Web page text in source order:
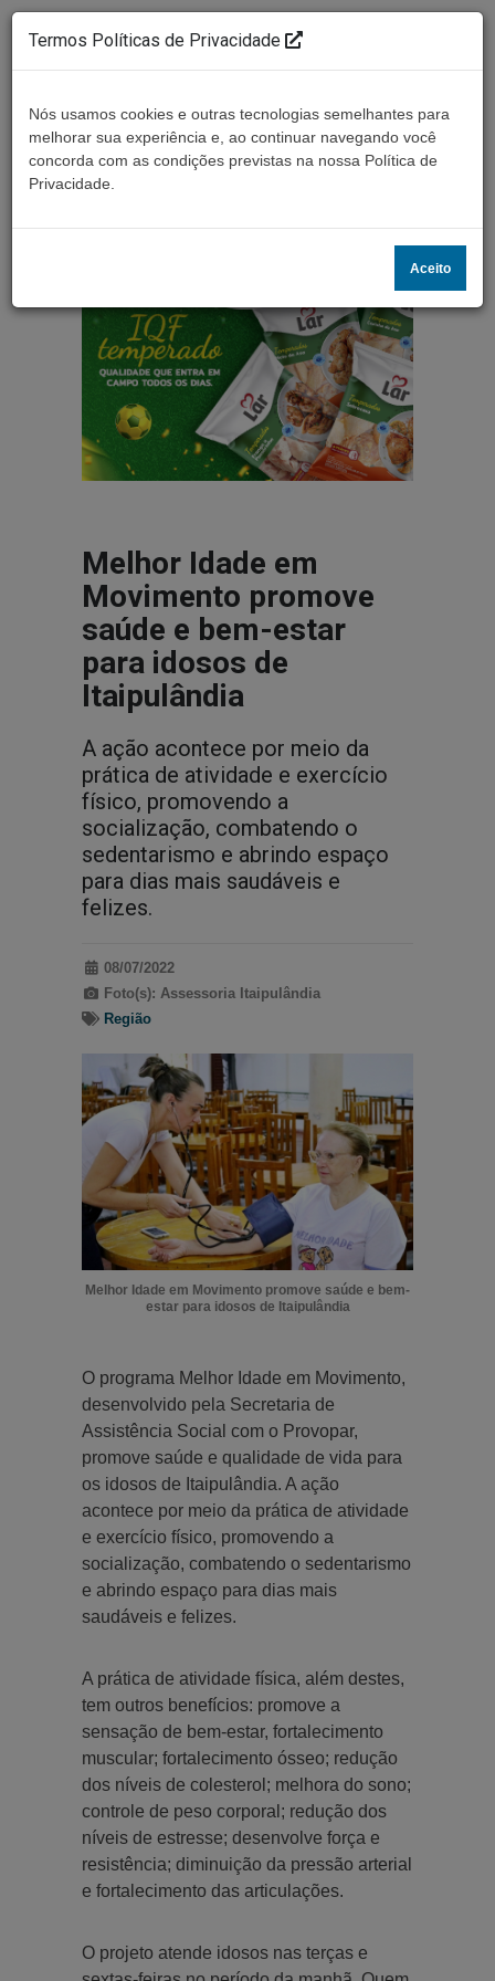
Melhor Idade em
Movimento promove
saúde e bem-estar
para idosos de
Itaipulândia
A ação acontece por meio da
prática de atividade e exercício
físico, promovendo a
socialização, combatendo o
sedentarismo e abrindo espaço
para dias mais saudáveis e
felizes.
08/07/2022
Foto(s): Assessoria Itaipulândia
Região
Melhor Idade em Movimento promove saúde e bem-
estar para idosos de Itaipulândia
O programa Melhor Idade em Movimento,
desenvolvido pela Secretaria de
Assistência Social com o Provopar,
promove saúde e qualidade de vida para
os idosos de Itaipulândia. A ação
acontece por meio da prática de atividade
e exercício físico, promovendo a
socialização, combatendo o sedentarismo
e abrindo espaço para dias mais
saudáveis e felizes.
A prática de atividade física, além destes,
tem outros benefícios: promove a
sensação de bem-estar, fortalecimento
muscular; fortalecimento ósseo; redução
dos níveis de colesterol; melhora do sono;
controle de peso corporal; redução dos
níveis de estresse; desenvolve força e
resistência; diminuição da pressão arterial
e fortalecimento das articulações.
O projeto atende idosos nas terças e
Termos Políticas de Privacidade
Nós usamos cookies e outras tecnologias semelhantes para
melhorar sua experiência e, ao continuar navegando você
concorda com as condições previstas na nossa Política de
Privacidade.
Aceito